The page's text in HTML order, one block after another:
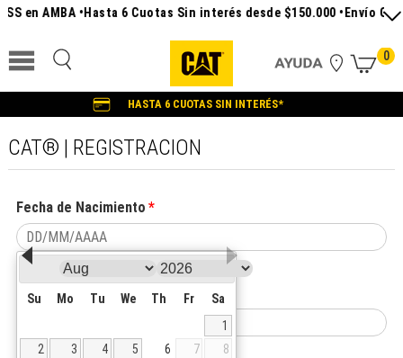
en AMBA •Hasta 6 Cuotas Sin interés desde $150.000 •Envío
0
CAT® | REGISTRACION
Fecha de Nacimiento
Nombre
HASTA 6 CUOTAS SIN INTERÉS*
Su Mo Tu We Th Fr
Sa
1
2
3 4 5 6 7
8